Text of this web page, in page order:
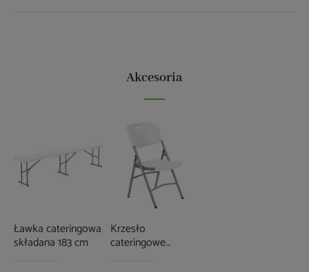
Akcesoria
Ławka cateringowa
składana 183 cm
Krzesło
cateringowe